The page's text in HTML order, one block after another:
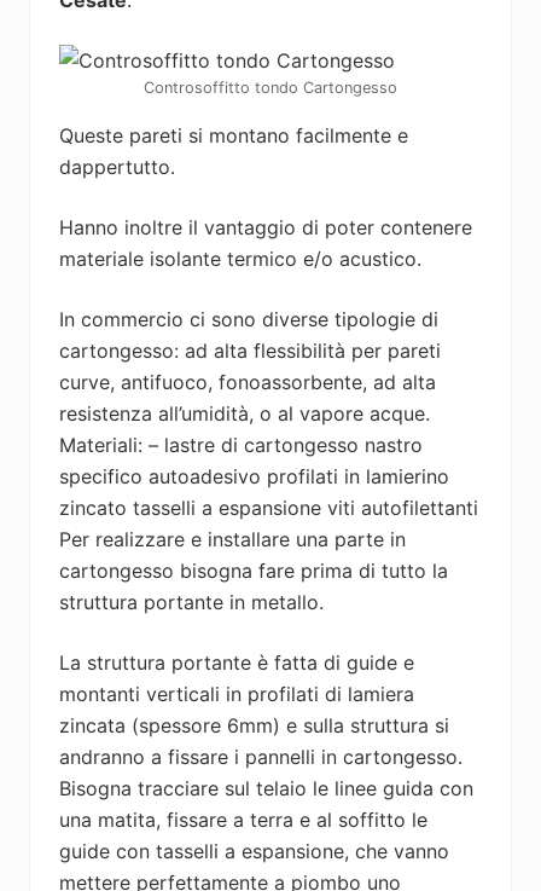
Controsoffitto tondo Cartongesso
Queste pareti si montano facilmente e
dappertutto.
Hanno inoltre il vantaggio di poter contenere
materiale isolante termico e/o acustico.
In commercio ci sono diverse tipologie di
cartongesso: ad alta flessibilità per pareti
curve, antifuoco, fonoassorbente, ad alta
resistenza all’umidità, o al vapore acque.
Materiali: – lastre di cartongesso nastro
specifico autoadesivo profilati in lamierino
zincato tasselli a espansione viti autofilettanti
Per realizzare e installare una parte in
cartongesso bisogna fare prima di tutto la
struttura portante in metallo.
La struttura portante è fatta di guide e
montanti verticali in profilati di lamiera
zincata (spessore 6mm) e sulla struttura si
andranno a fissare i pannelli in cartongesso.
Bisogna tracciare sul telaio le linee guida con
una matita, fissare a terra e al soffitto le
guide con tasselli a espansione, che vanno
mettere perfettamente a piombo uno